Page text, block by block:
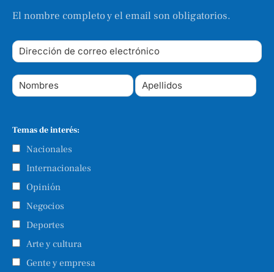
El nombre completo y el email son obligatorios.
Temas de interés:
Nacionales
Internacionales
Opinión
Negocios
Deportes
Arte y cultura
Gente y empresa